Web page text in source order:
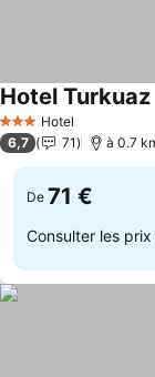
3 ÉtoilesHotel
Hotel Turkuaz
6,7 71 à 0.7
De 71 €
Consulter les